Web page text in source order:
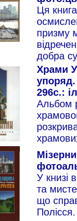
Ця
призму
добра
Храми
296с.:
Альбом
У книзі
та
що
Полісся.